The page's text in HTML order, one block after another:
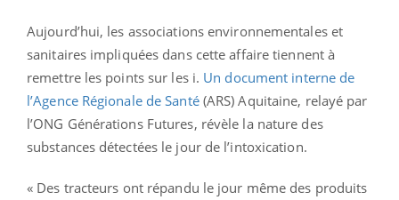
Aujourd’hui, les associations environnementales et
sanitaires impliquées dans cette affaire tiennent à
remettre les points sur les i. Un document interne de
l’Agence Régionale de Santé(ARS) Aquitaine, relayé par
l’ONG Générations Futures, révèle la nature des
substances détectées le jour de l’intoxication.
« Des tracteurs ont répandu le jour même des produits